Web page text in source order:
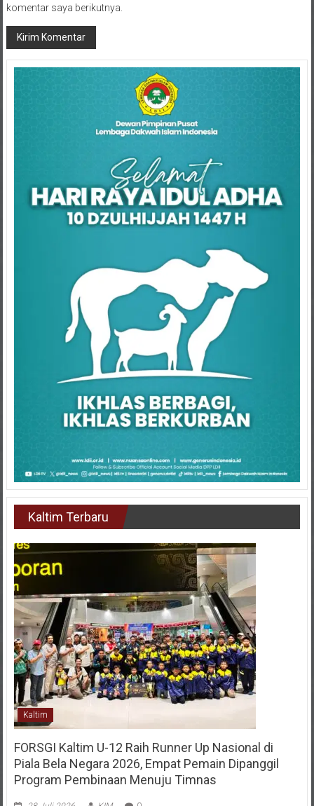
komentar saya berikutnya.
Kaltim Terbaru
Kaltim
FORSGI Kaltim U-12 Raih Runner Up Nasional di
Piala Bela Negara 2026, Empat Pemain Dipanggil
Program Pembinaan Menuju Timnas